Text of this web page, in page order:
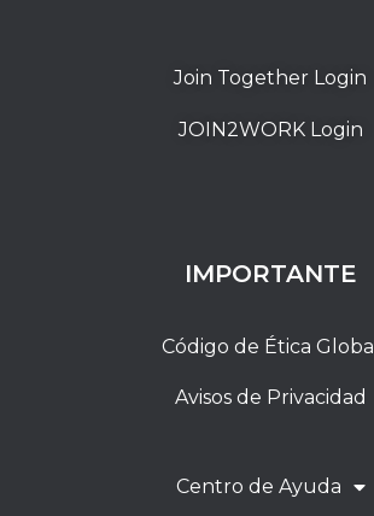
Join Together Login
JOIN2WORK Login
IMPORTANTE
Código de Ética Global
Avisos de Privacidad
Centro de Ayuda